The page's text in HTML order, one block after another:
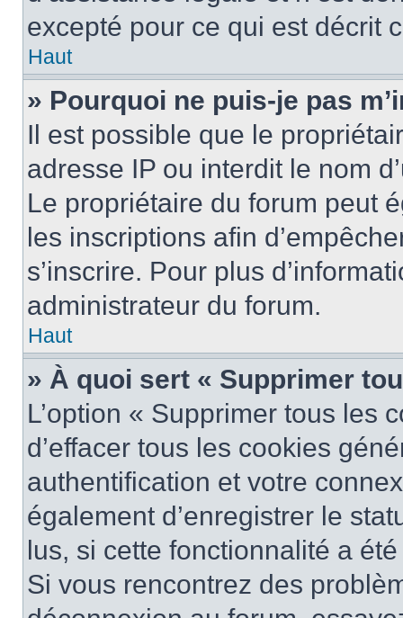
excepté pour ce qui est décrit
Haut
» Pourquoi ne puis-je pas
Il est possible que le
adresse IP ou interdit le nom
Le propriétaire du forum peut
les inscriptions afin
s’inscrire. Pour plus
administrateur du forum.
Haut
» À quoi sert « Supprimer
L’option « Supprimer tous les
d’effacer tous les cookies
authentification et votre
également d’enregistrer le
lus, si cette fonctionnalité a
Si vous rencontrez des